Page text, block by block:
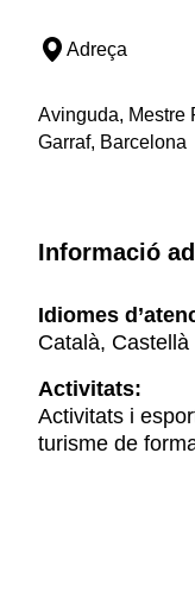
Adreça
Avinguda, Mestre
Garraf, Barcelona
Informació
Idiomes
Català, Castellà
Activitats:
Activitats i
turisme de